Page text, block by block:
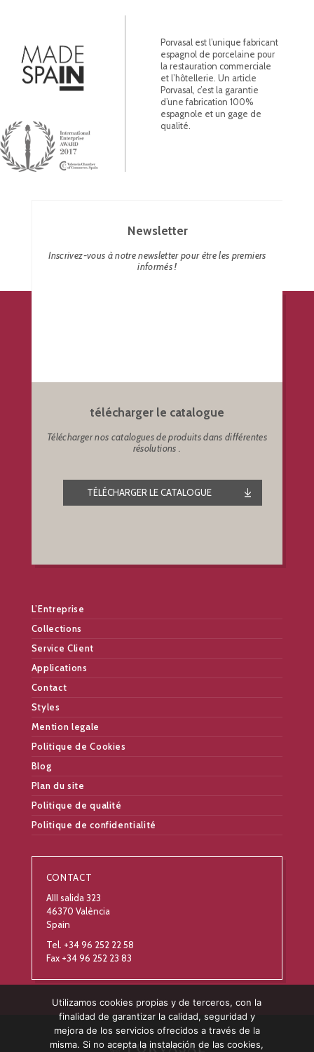
Porvasal est l’unique fabricant
espagnol de porcelaine pour
la restauration commerciale
et l’hôtellerie. Un article
Porvasal, c’est la garantie
d’une fabrication 100%
espagnole et un gage de
qualité.
Newsletter
Inscrivez-vous à notre newsletter pour être les premiers
informés !
télécharger le catalogue
Télécharger nos catalogues de produits dans différentes
résolutions .
TÉLÉCHARGER LE CATALOGUE
L’Entreprise
Collections
Service Client
Applications
Contact
Styles
Mention legale
Politique de Cookies
Blog
Plan du site
Politique de qualité
Politique de confidentialité
CONTACT
AIII salida 323
46370 València
Spain
Tel. +34 96 252 22 58
Fax +34 96 252 23 83
Utilizamos cookies propias y de terceros, con la
finalidad de garantizar la calidad, seguridad y
mejora de los servicios ofrecidos a través de la
misma. Si no acepta la instalación de las cookies,